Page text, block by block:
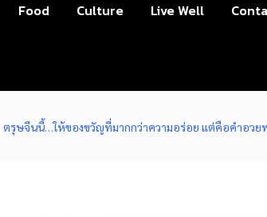
Food Culture Live Well
ตรุษจีนนี้…ให้ของขวัญที่มากกว่าความอร่อย แต่คือคำอวย